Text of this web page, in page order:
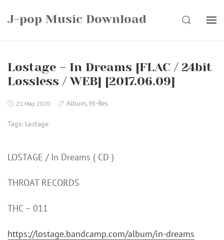
J-pop Music Download SEARCH
Lostage – In Dreams [FLAC / 24bit
Lossless / WEB] [2017.06.09]
21 May 2020 Album, Hi-Res
Tags: Lostage
LOSTAGE / In Dreams ( CD )
THROAT RECORDS
THC – 011
https://lostage.bandcamp.com/album/in-dreams